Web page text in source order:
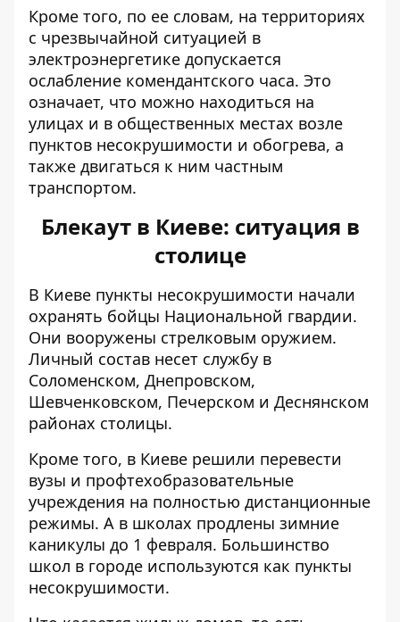
Кроме того, по ее словам, на территориях
с чрезвычайной ситуацией в
электроэнергетике допускается
ослабление комендантского часа. Это
означает, что можно находиться на
улицах и в общественных местах возле
пунктов несокрушимости и обогрева, а
также двигаться к ним частным
транспортом.
Блекаут в Киеве: ситуация в
столице
В Киеве пункты несокрушимости начали
охранять бойцы Национальной гвардии.
Они вооружены стрелковым оружием.
Личный состав несет службу в
Соломенском, Днепровском,
Шевченковском, Печерском и Деснянском
районах столицы.
Кроме того, в Киеве решили перевести
вузы и профтехобразовательные
учреждения на полностью дистанционные
режимы. А в школах продлены зимние
каникулы до 1 февраля. Большинство
школ в городе используются как пункты
несокрушимости.